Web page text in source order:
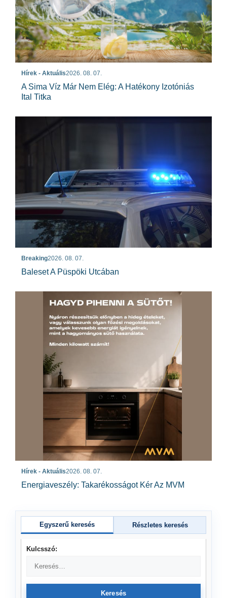
Hírek - Aktuális2026. 08. 07.
A Sima Víz Már Nem Elég: A Hatékony Izotóniás
Ital Titka
Breaking2026. 08. 07.
Baleset A Püspöki Utcában
Hírek - Aktuális2026. 08. 07.
Energiaveszély: Takarékosságot Kér Az MVM
Egyszerű keresés Részletes keresés
Kulcsszó:
Keresés